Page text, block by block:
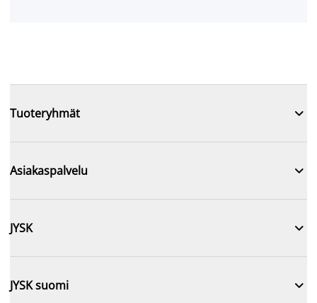
Tuoteryhmät 
Asiakaspalvelu 
JYSK 
JYSK suomi 